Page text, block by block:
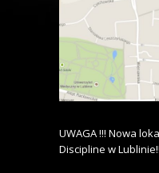
UWAGA !!! Nowa
Discipline w